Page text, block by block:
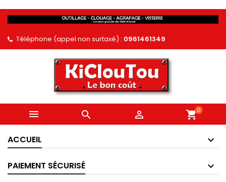
Téléphone (appel non surtaxé) : 0961461349
   shopping_cart0
ACCUEIL
PAIEMENT SÉCURISÉ